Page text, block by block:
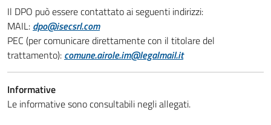
Il DPO può essere contattato ai seguenti indirizzi:
MAIL: dpo@isecsrl.com
PEC (per comunicare direttamente con il titolare del
trattamento): comune.airole.im@legalmail.it
Informative
Le informative sono consultabili negli allegati.